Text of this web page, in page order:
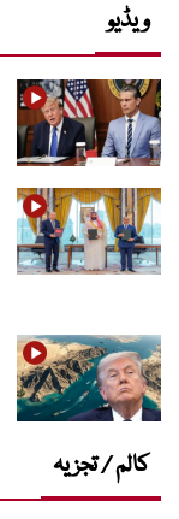
ویڈیو
کالم / تجزیہ